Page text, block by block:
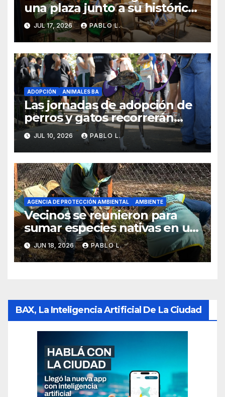
una plaza junto a su histórico
galpón
JUL 17, 2026 PABLO L.
ADOPCIÓN ANIMALES BA
Las jornadas de adopción de
perros y gatos recorrerán
distintos barrios con
actividades todos los sábados
JUL 10, 2026 PABLO L.
AGENCIA DE PROTECCIÓN AMBIENTAL AMBIENTE
Vecinos se reunieron para
sumar especies nativas en un
espacio ambiental de
Chacarita
JUN 18, 2026 PABLO L.
BAX, La Inteligencia Artificial De La Ciudad